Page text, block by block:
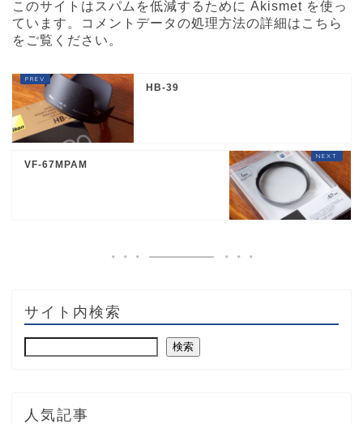
このサイトはスパムを低減するために Akismet を使っ
ています。
コメントデータの処理方法の詳細はこちら
をご覧ください 。
HB-39
VF-67MPAM
サイト内検索
検索
人気記事